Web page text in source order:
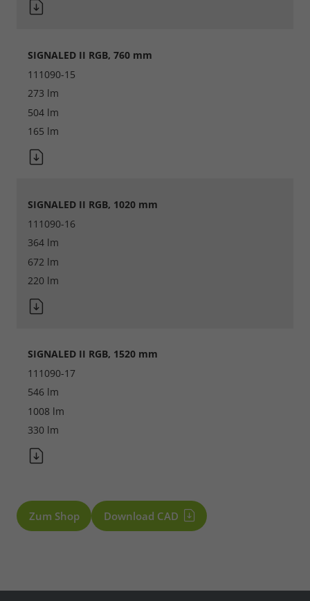
SIGNALED II RGB, 760 mm
111090-15
273 lm
504 lm
165 lm
SIGNALED II RGB, 1020 mm
111090-16
364 lm
672 lm
220 lm
SIGNALED II RGB, 1520 mm
111090-17
546 lm
1008 lm
330 lm
Zum Shop Download CAD